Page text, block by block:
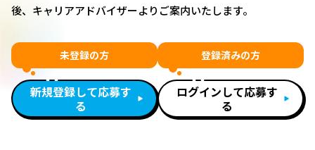
後、キャリアアドバイザーよりご案内いたします。
未登録の方
新規登録して応募す
る
登録済みの方
ログインして応募す
る